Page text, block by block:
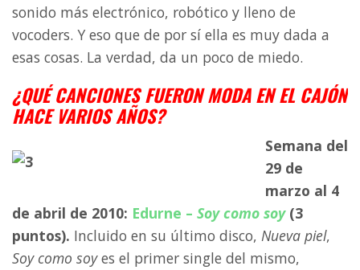
sonido más electrónico, robótico y lleno de
vocoders. Y eso que de por sí ella es muy dada a
esas cosas. La verdad, da un poco de miedo.
¿QUÉ CANCIONES FUERON MODA EN EL CAJÓN
HACE VARIOS AÑOS?
Semana del
29 de
marzo al 4
de abril de 2010: Edurne – Soy como soy(3
puntos). Incluido en su último disco, Nueva piel,
Soy como soyes el primer single del mismo,